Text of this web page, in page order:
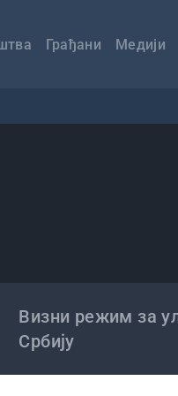
Грађани Медији
Визни режим за
Србију